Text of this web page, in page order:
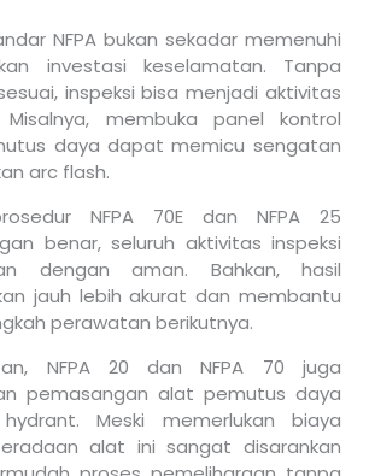
NFPA bukan sekadar memenuhi
investasi keselamatan. Tanpa
inspeksi bisa menjadi aktivitas
membuka panel kontrol
daya dapat memicu sengatan
arc flash.
NFPA 70E dan NFPA 25
benar, seluruh aktivitas inspeksi
dengan aman. Bahkan, hasil
jauh lebih akurat dan membantu
perawatan berikutnya.
NFPA 20 dan NFPA 70 juga
pemasangan alat pemutus daya
Meski memerlukan biaya
alat ini sangat disarankan